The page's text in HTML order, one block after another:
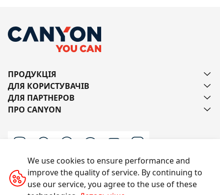
ПРОДУКЦІЯ
ДЛЯ КОРИСТУВАЧІВ
ДЛЯ ПАРТНЕРОВ
ПРО CANYON
Напишіть нам
We use cookies to ensure performance and
improve the quality of service. By continuing to
use our service, you agree to the use of these